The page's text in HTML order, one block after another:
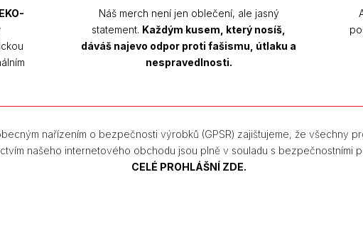
Náš merch není jen oblečení, ale jasný
statement. Každým kusem, který nosíš,
dáváš najevo odpor proti fašismu, útlaku a
nespravedlnosti.
nařízením o bezpečnosti výrobků (GPSR) zajišťujeme, že všechny
našeho internetového obchodu jsou plně v souladu s bezpečnostními
CELÉ PROHLÁŠNÍ ZDE.